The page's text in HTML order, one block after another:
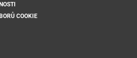
COOKIE